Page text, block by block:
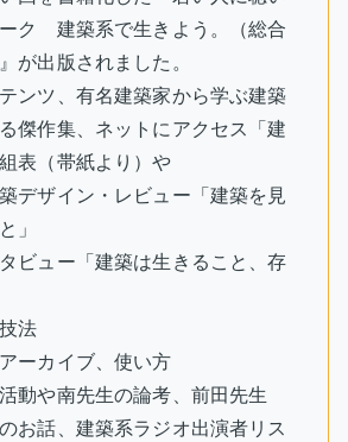
ク 建築系で生きよう。（総合
が出版されました。
ンツ、有名建築家から学ぶ建築
傑作集、ネットにアクセス「建
表（帯紙より）や
デザイン・レビュー「建築を見
」
ビュー「建築は生きること、存
法
ーカイブ、使い方
動や南先生の論考、前田先生
お話、建築系ラジオ出演者リス